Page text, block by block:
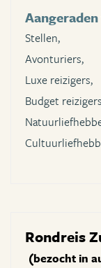
Stellen,
Avonturiers,
Luxe reizigers,
Budget
Rondreis
(bezocht in